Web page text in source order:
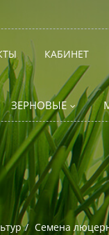
КАБИНЕТ
ЗЕРНОВЫЕ
Семена